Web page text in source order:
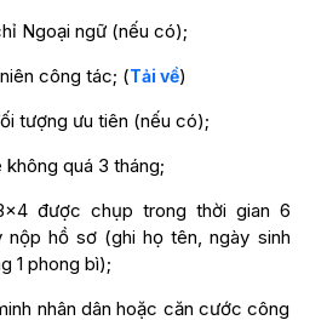
Ngoại ngữ (nếu có);
công tác; (Tải về)
tượng ưu tiên (nếu có);
quá 3 tháng;
được chụp trong thời gian 6
nộp hồ sơ (ghi họ tên, ngày sinh
1 phong bì);
nhân dân hoặc căn cước công